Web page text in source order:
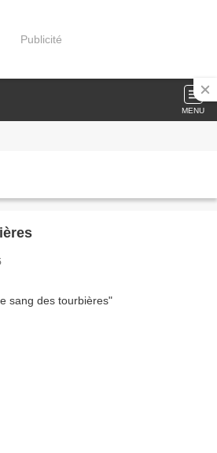
Publicité
MENU